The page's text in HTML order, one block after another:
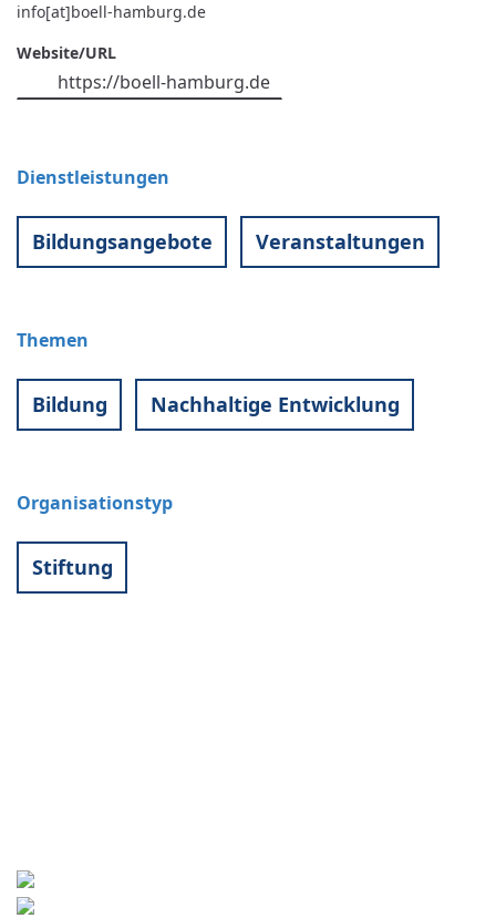
info[at]boell-hamburg.de
Website/URL
https://boell-hamburg.de
Dienstleistungen
Bildungsangebote Veranstaltungen
Themen
Bildung Nachhaltige Entwicklung
Organisationstyp
Stiftung